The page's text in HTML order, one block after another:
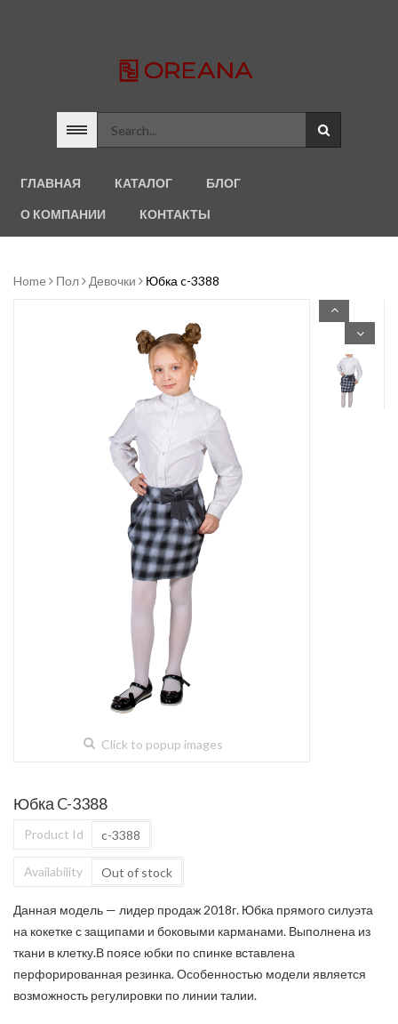
ГЛАВНАЯ КАТАЛОГ БЛОГ
О КОМПАНИИ КОНТАКТЫ
Home Пол Девочки Юбка c-3388
Click to popup images
Юбка C-3388
Product Id c-3388
Availability Out of stock
Данная модель — лидер продаж 2018г. Юбка прямого силуэта
на кокетке с защипами и боковыми карманами. Выполнена из
ткани в клетку.В поясе юбки по спинке вставлена
перфорированная резинка. Особенностью модели является
возможность регулировки по линии талии.